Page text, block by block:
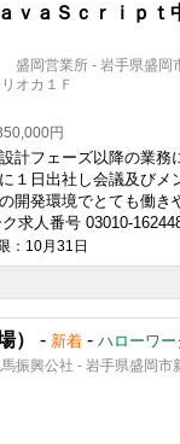
ｖａＳｃｒｉｐｔ
岡営業所 - 岩手県盛岡
オカ１Ｆ
円
計フェーズ以降の業務
１日出社し会議及びメ
開発環境でとても働き
求人番号 03010-
：10月31日
） - 新着 - ハローワー
振興公社 - 岩手県盛岡市